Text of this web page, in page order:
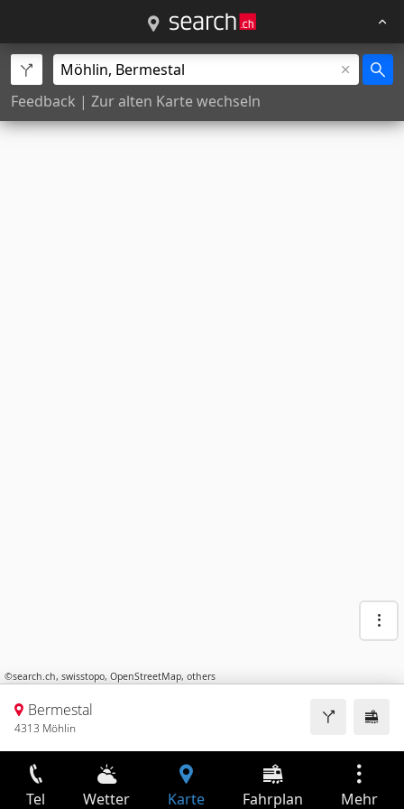
Feedback | Zur alten Karte wechseln
©search.ch, swisstopo, OpenStreetMap, others
Bermestal
4313 Möhlin
Tel Wetter Karte Fahrplan Mehr